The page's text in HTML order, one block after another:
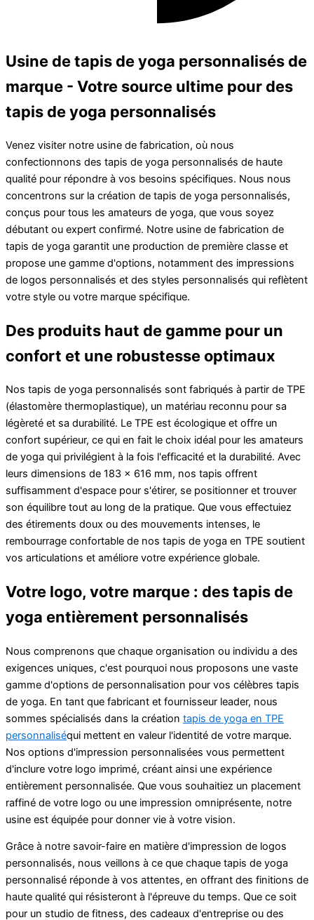
Usine de tapis de yoga personnalisés de
marque - Votre source ultime pour des
tapis de yoga personnalisés
Venez visiter notre usine de fabrication, où nous
confectionnons des tapis de yoga personnalisés de haute
qualité pour répondre à vos besoins spécifiques. Nous nous
concentrons sur la création de tapis de yoga personnalisés,
conçus pour tous les amateurs de yoga, que vous soyez
débutant ou expert confirmé. Notre usine de fabrication de
tapis de yoga garantit une production de première classe et
propose une gamme d'options, notamment des impressions
de logos personnalisés et des styles personnalisés qui reflètent
votre style ou votre marque spécifique.
Des produits haut de gamme pour un
confort et une robustesse optimaux
Nos tapis de yoga personnalisés sont fabriqués à partir de TPE
(élastomère thermoplastique), un matériau reconnu pour sa
légèreté et sa durabilité. Le TPE est écologique et offre un
confort supérieur, ce qui en fait le choix idéal pour les amateurs
de yoga qui privilégient à la fois l'efficacité et la durabilité. Avec
leurs dimensions de 183 x 616 mm, nos tapis offrent
suffisamment d'espace pour s'étirer, se positionner et trouver
son équilibre tout au long de la pratique. Que vous effectuiez
des étirements doux ou des mouvements intenses, le
rembourrage confortable de nos tapis de yoga en TPE soutient
vos articulations et améliore votre expérience globale.
Votre logo, votre marque : des tapis de
yoga entièrement personnalisés
Nous comprenons que chaque organisation ou individu a des
exigences uniques, c'est pourquoi nous proposons une vaste
gamme d'options de personnalisation pour vos célèbres tapis
de yoga. En tant que fabricant et fournisseur leader, nous
sommes spécialisés dans la création tapis de yoga en TPE
personnaliséqui mettent en valeur l'identité de votre marque.
Nos options d'impression personnalisées vous permettent
d'inclure votre logo imprimé, créant ainsi une expérience
entièrement personnalisée. Que vous souhaitiez un placement
raffiné de votre logo ou une impression omniprésente, notre
usine est équipée pour donner vie à votre vision.
Grâce à notre savoir-faire en matière d'impression de logos
personnalisés, nous veillons à ce que chaque tapis de yoga
personnalisé réponde à vos attentes, en offrant des finitions de
haute qualité qui résisteront à l'épreuve du temps. Que ce soit
pour un studio de fitness, des cadeaux d'entreprise ou des